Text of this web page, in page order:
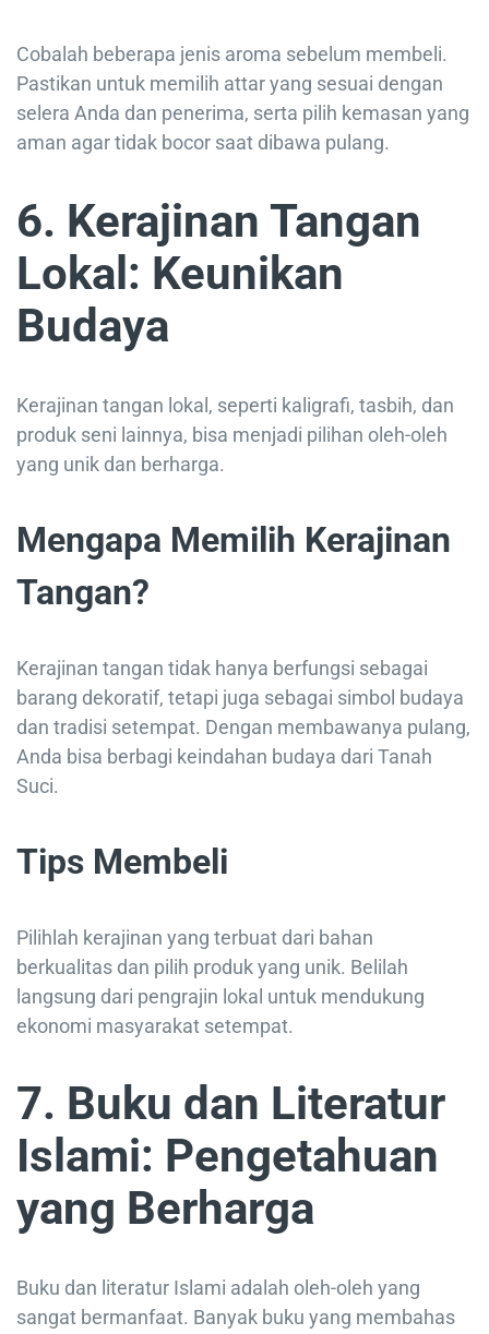
Cobalah beberapa jenis aroma sebelum membeli.
Pastikan untuk memilih attar yang sesuai dengan
selera Anda dan penerima, serta pilih kemasan yang
aman agar tidak bocor saat dibawa pulang.
6. Kerajinan Tangan
Lokal: Keunikan
Budaya
Kerajinan tangan lokal, seperti kaligrafi, tasbih, dan
produk seni lainnya, bisa menjadi pilihan oleh-oleh
yang unik dan berharga.
Mengapa Memilih Kerajinan
Tangan?
Kerajinan tangan tidak hanya berfungsi sebagai
barang dekoratif, tetapi juga sebagai simbol budaya
dan tradisi setempat. Dengan membawanya pulang,
Anda bisa berbagi keindahan budaya dari Tanah
Suci.
Tips Membeli
Pilihlah kerajinan yang terbuat dari bahan
berkualitas dan pilih produk yang unik. Belilah
langsung dari pengrajin lokal untuk mendukung
ekonomi masyarakat setempat.
7. Buku dan Literatur
Islami: Pengetahuan
yang Berharga
Buku dan literatur Islami adalah oleh-oleh yang
sangat bermanfaat. Banyak buku yang membahas